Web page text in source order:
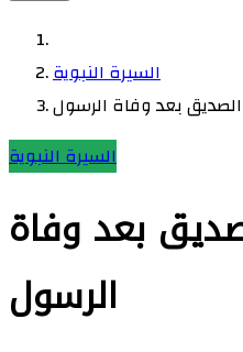
السيرة النبوية
بعد وفاة الرسول
السيرة النبوية
بعد وفاة
الرسول